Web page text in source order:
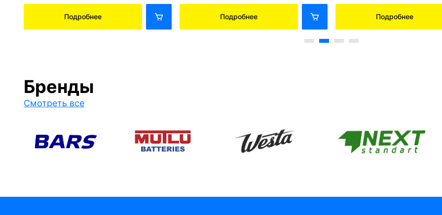
Подробнее Подробнее Подробнее
Бренды
Смотреть все